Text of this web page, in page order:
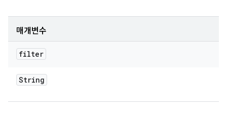
매개변수
filter
String